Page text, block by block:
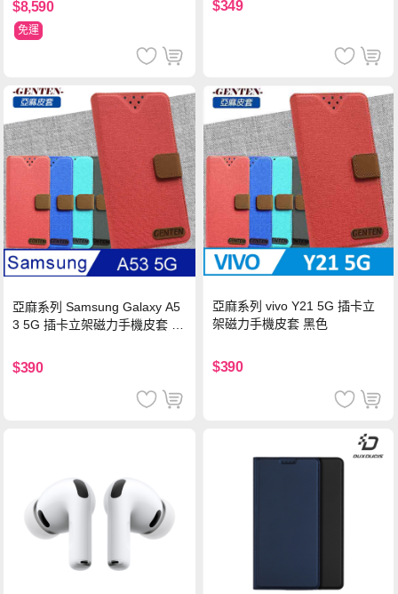
$8,590
免運
$349
亞麻系列 Samsung Galaxy A5
3 5G 插卡立架磁力手機皮套 藍
$390
亞麻系列 vivo Y21 5G 插卡立
架磁力手機皮套 黑色
$390